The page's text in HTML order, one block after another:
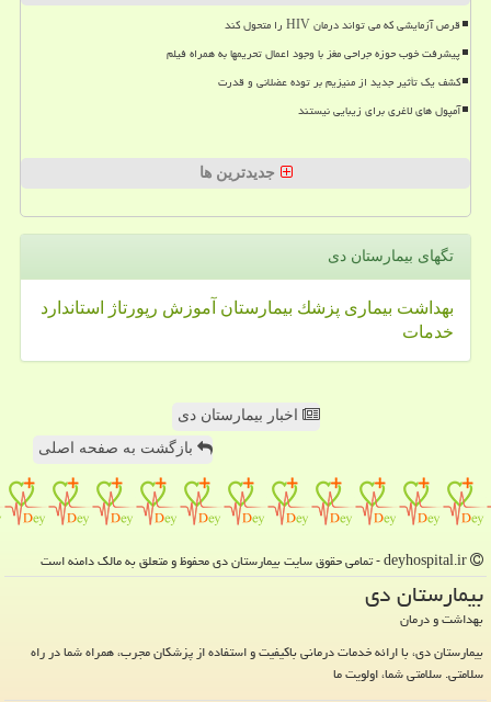
قرص آزمایشی که می تواند درمان HIV را متحول کند
پیشرفت خوب حوزه جراحی مغز با وجود اعمال تحریمها به همراه فیلم
کشف یک تأثیر جدید از منیزیم بر توده عضلانی و قدرت
آمپول های لاغری برای زیبایی نیستند
جدیدترین ها
تگهای بیمارستان دی
بهداشت بیماری پزشك بیمارستان آموزش رپورتاژ
استاندارد
خدمات
اخبار بیمارستان دی
بازگشت به صفحه اصلی
بیمارستان دی
بهداشت و درمان
بیمارستان دی، با ارائه خدمات درمانی باکیفیت و استفاده از پزشکان مجرب، همراه شما در راه
سلامتی. سلامتی شما، اولویت ما